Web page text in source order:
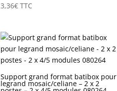
3,36€ TTC
Support grand format batibox pour
legrand mosaic/celiane – 2 x 2